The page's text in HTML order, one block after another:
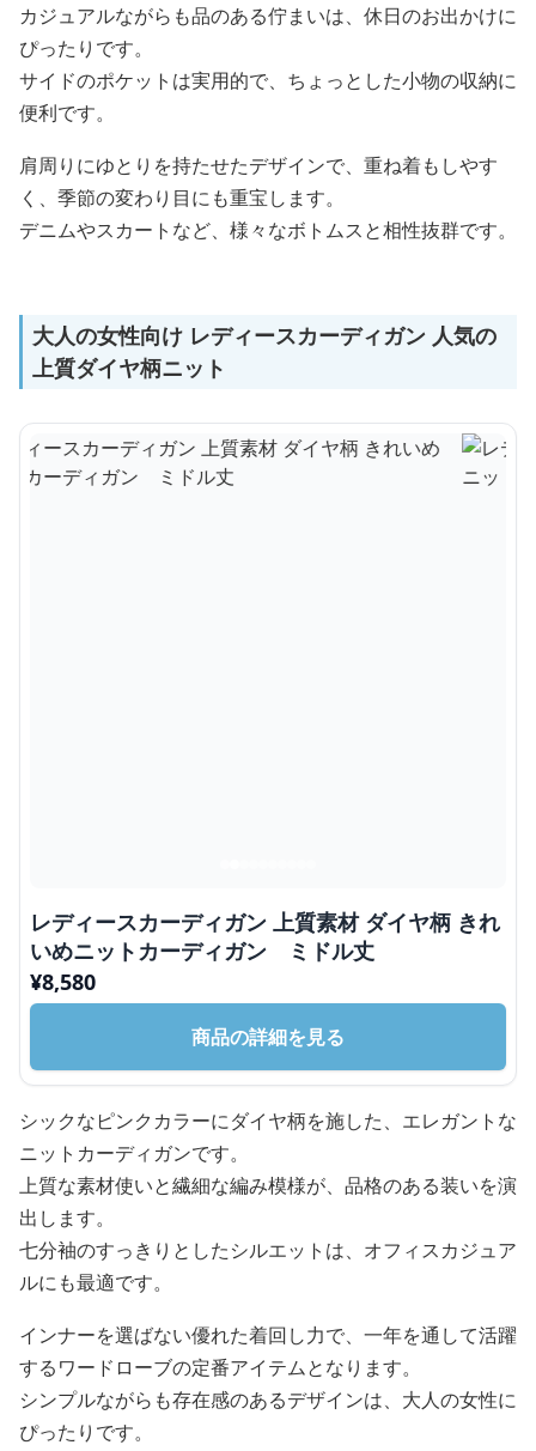
カジュアルながらも品のある佇まいは、休日のお出かけに
ぴったりです。
サイドのポケットは実用的で、ちょっとした小物の収納に
便利です。
肩周りにゆとりを持たせたデザインで、重ね着もしやす
く、季節の変わり目にも重宝します。
デニムやスカートなど、様々なボトムスと相性抜群です。
大人の女性向け レディースカーディガン 人気の
上質ダイヤ柄ニット
レディースカーディガン 上質素材 ダイヤ柄 きれ
いめニットカーディガン ミドル丈
¥8,580
商品の詳細を見る
シックなピンクカラーにダイヤ柄を施した、エレガントな
ニットカーディガンです。
上質な素材使いと繊細な編み模様が、品格のある装いを演
出します。
七分袖のすっきりとしたシルエットは、オフィスカジュア
ルにも最適です。
インナーを選ばない優れた着回し力で、一年を通して活躍
するワードローブの定番アイテムとなります。
シンプルながらも存在感のあるデザインは、大人の女性に
ぴったりです。